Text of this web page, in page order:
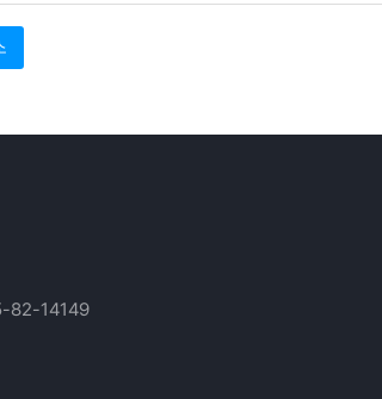
82-14149